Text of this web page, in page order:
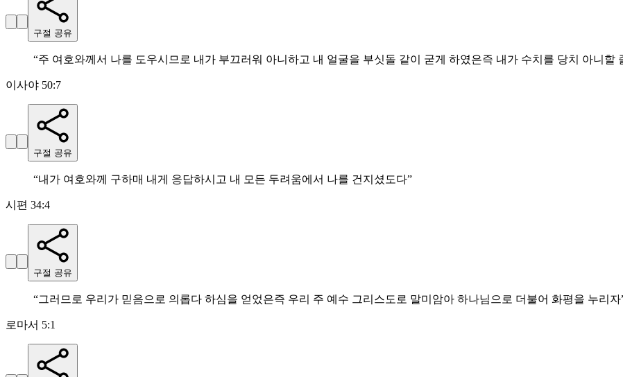
구절 공유
“주 여호와께서 나를 도우시므로 내가 부끄러워 아니하고 내 얼굴을 부싯돌 같이 굳게 하였은즉 내가 수치를 당치 아니할
이사야 50:7
구절 공유
“내가 여호와께 구하매 내게 응답하시고 내 모든 두려움에서 나를 건지셨도다”
시편 34:4
구절 공유
“그러므로 우리가 믿음으로 의롭다 하심을 얻었은즉 우리 주 예수 그리스도로 말미암아 하나님으로 더불어 화평을 누리자
로마서 5:1